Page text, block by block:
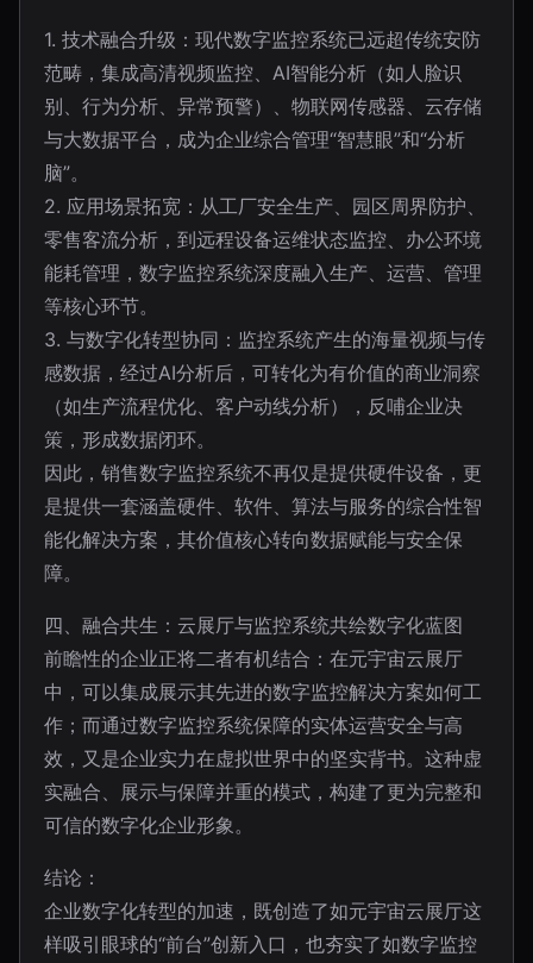
1. 技术融合升级：现代数字监控系统已远超传统安防
范畴，集成高清视频监控、AI智能分析（如人脸识
别、行为分析、异常预警）、物联网传感器、云存储
与大数据平台，成为企业综合管理“智慧眼”和“分析
脑”。
2. 应用场景拓宽：从工厂安全生产、园区周界防护、
零售客流分析，到远程设备运维状态监控、办公环境
能耗管理，数字监控系统深度融入生产、运营、管理
等核心环节。
3. 与数字化转型协同：监控系统产生的海量视频与传
感数据，经过AI分析后，可转化为有价值的商业洞察
（如生产流程优化、客户动线分析），反哺企业决
策，形成数据闭环。
因此，销售数字监控系统不再仅是提供硬件设备，更
是提供一套涵盖硬件、软件、算法与服务的综合性智
能化解决方案，其价值核心转向数据赋能与安全保
障。
四、融合共生：云展厅与监控系统共绘数字化蓝图
前瞻性的企业正将二者有机结合：在元宇宙云展厅
中，可以集成展示其先进的数字监控解决方案如何工
作；而通过数字监控系统保障的实体运营安全与高
效，又是企业实力在虚拟世界中的坚实背书。这种虚
实融合、展示与保障并重的模式，构建了更为完整和
可信的数字化企业形象。
结论：
企业数字化转型的加速，既创造了如元宇宙云展厅这
样吸引眼球的“前台”创新入口，也夯实了如数字监控